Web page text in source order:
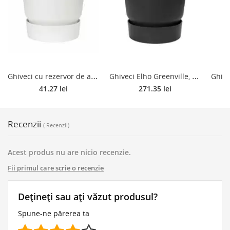
G
hiveci cu rezervor de apa Elho Greenville, plastic, alb, diametru 16 cm
41.27 lei
G
hiveci Elho Greenville, plastic, negru, 55 l, diametru 47 cm, 44.1 cm
271.35 lei
Recenzii ( Recenzii)
Acest produs nu are nicio recenzie.
Fii primul care scrie o recenzie
Dețineți sau ați văzut produsul?
Spune-ne părerea ta